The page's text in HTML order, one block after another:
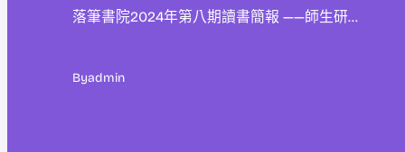
落筆書院2024年第八期讀書簡報 ——師生研…
Byadmin